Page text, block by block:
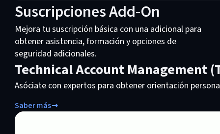
Suscripciones Add-On
Mejora tu suscripción básica con una adicional para
obtener asistencia, formación y opciones de
seguridad adicionales.
Technical Account Management
Asóciate con expertos para obtener orientación
Saber más